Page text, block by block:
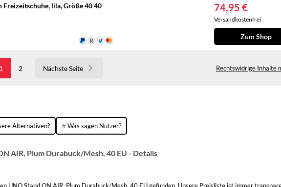
Freizeitschuhe, lila, Größe 40 40 74,95 €
Versandkostenfrei
Zum Shop
1 2 Nächste Seite Rechtswidrige Inhalte
Alternativen? ⭐ Was sagen Nutzer?
AIR, Plum Durabuck/Mesh, 40 EU - Details